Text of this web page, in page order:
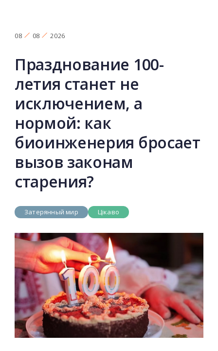
08 08 2026
Празднование 100-
летия станет не
исключением, а
нормой: как
биоинженерия бросает
вызов законам
старения?
Затерянный мир Цікаво